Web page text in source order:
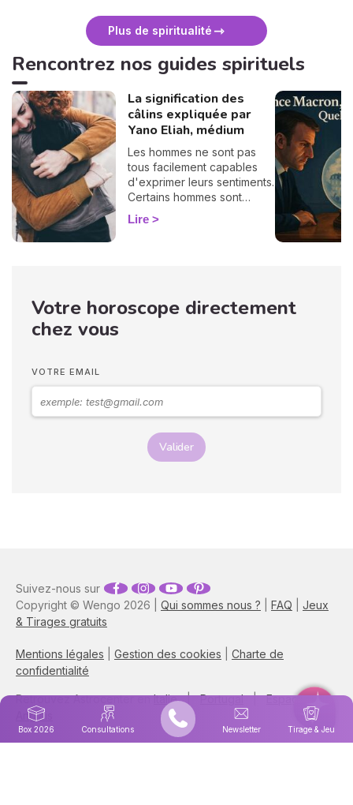
vous protéger
énergétiquement et
intérieur. 🛡️🌒
Plus de spiritualité
Rencontrez nos guides spirituels
La signification des
câlins expliquée par
Yano Eliah, médium
Les hommes ne sont pas
tous facilement capables
d'exprimer leurs sentiments.
Certains hommes sont
habitués à contrôler leurs
sentiments, par conséquent
langage corporel, vous
pouvez déchiffrer ses
Lire
Votre horoscope directement
chez vous
VOTRE EMAIL
Valider
Box 2026 Consultations Newsletter Tirage & Jeu
Copyright © Wengo 2026 | Qui sommes nous ? FAQ
Jeux
& Tirages gratuits
Mentions légales Gestion des cookies
Charte de
confidentialité
Suivez-nous sur
Retrouvez Astrocenter enItalie|Portugal|Espagne|
Anglais